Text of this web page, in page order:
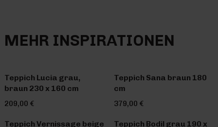
MEHR INSPIRATIONEN
Teppich Lucia grau,
braun 230 x 160 cm
209,00 €
Teppich Sana braun 180
cm
379,00 €
Teppich Vernissage beige
Teppich Bodil grau 190 x